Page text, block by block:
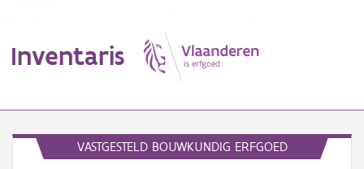
Inventaris
VASTGESTELD BOUWKUNDIG ERFGOED